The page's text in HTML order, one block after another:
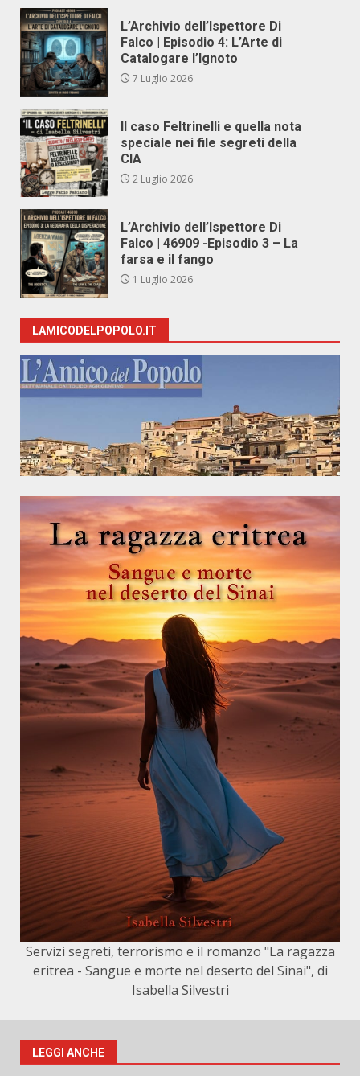
L’Archivio dell’Ispettore Di
Falco | Episodio 4: L’Arte di
Catalogare l’Ignoto
7 Luglio 2026
Il caso Feltrinelli e quella nota
speciale nei file segreti della
CIA
2 Luglio 2026
L’Archivio dell’Ispettore Di
Falco | 46909 -Episodio 3 – La
farsa e il fango
1 Luglio 2026
LAMICODELPOPOLO.IT
Servizi segreti, terrorismo e il romanzo "La ragazza
eritrea - Sangue e morte nel deserto del Sinai", di
Isabella Silvestri
LEGGI ANCHE